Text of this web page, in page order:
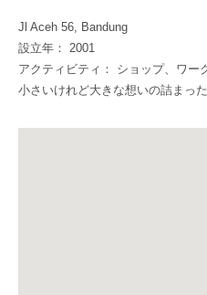
Jl Aceh 56, Bandung
設立年： 2001
アクティビティ： ショップ、ワー
小さいけれど大きな想いの詰まっ